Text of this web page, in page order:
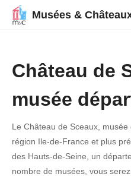
Musées &
Château de
musée
Le Château de Sceaux,
région Ile-de-France et plus
des Hauts-de-Seine, un
nombre de musées, vous